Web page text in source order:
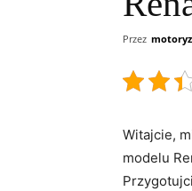
Przez
Witajcie,
modelu